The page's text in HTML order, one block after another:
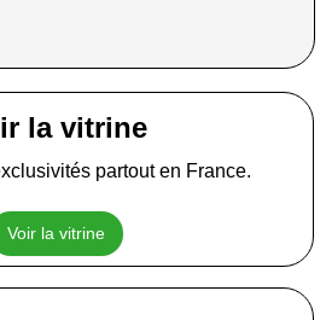
la vitrine
partout en France.
Voir la vitrine